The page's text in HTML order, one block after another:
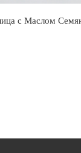
с Маслом